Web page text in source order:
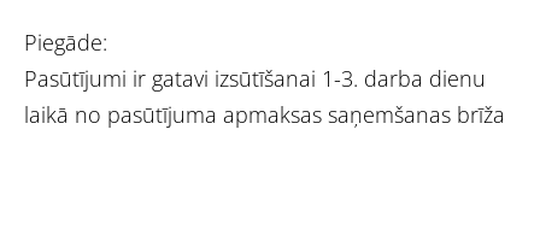
Piegāde:
Pasūtījumi ir gatavi izsūtīšanai 1-3. darba dienu
laikā no pasūtījuma apmaksas saņemšanas brīža